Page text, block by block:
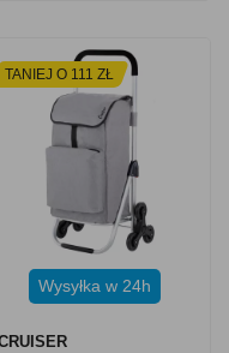
TANIEJ O 111 ZŁ
Wysyłka w 24h